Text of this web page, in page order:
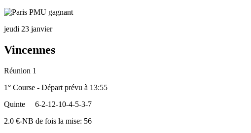
jeudi 23 janvier
Vincennes
Réunion 1
1° Course - Départ prévu à 13:55
Quinte
6-2-12-10-4-5-3-7
2.0 €-NB de fois la mise: 56